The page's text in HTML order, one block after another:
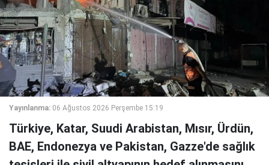
Yayınlanma: 06 Ağustos 2026 Perşembe 15:19
Türkiye, Katar, Suudi Arabistan, Mısır, Ürdün,
BAE, Endonezya ve Pakistan, Gazze'de sağlık